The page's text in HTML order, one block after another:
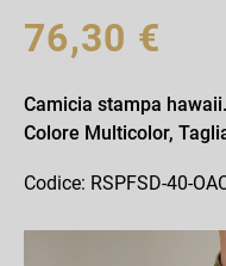
76,30 €
Camicia stampa
Colore Multicolor,
Codice: RSPFSD-40-